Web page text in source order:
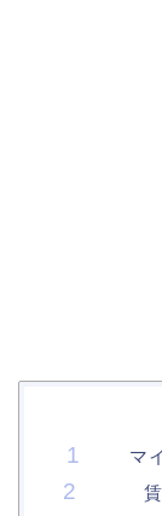
マイ
賃貸